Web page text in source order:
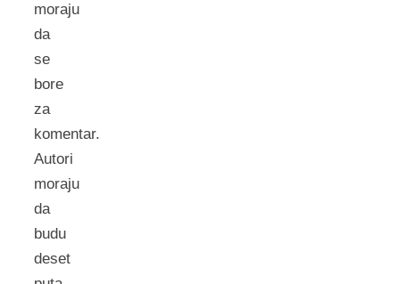
moraju
da
se
bore
za
komentar.
Autori
moraju
da
budu
deset